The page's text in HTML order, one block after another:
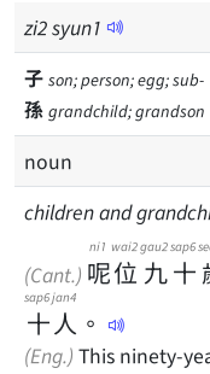
zi2syun1
子 son; person; egg; sub-
孫 grandchild; grandson
noun
children and
(Cant.) 呢
ni1
位
wai2
九
gau2
十
sap6
十
sap6
人
jan4
。
(Eng.) This ninety-